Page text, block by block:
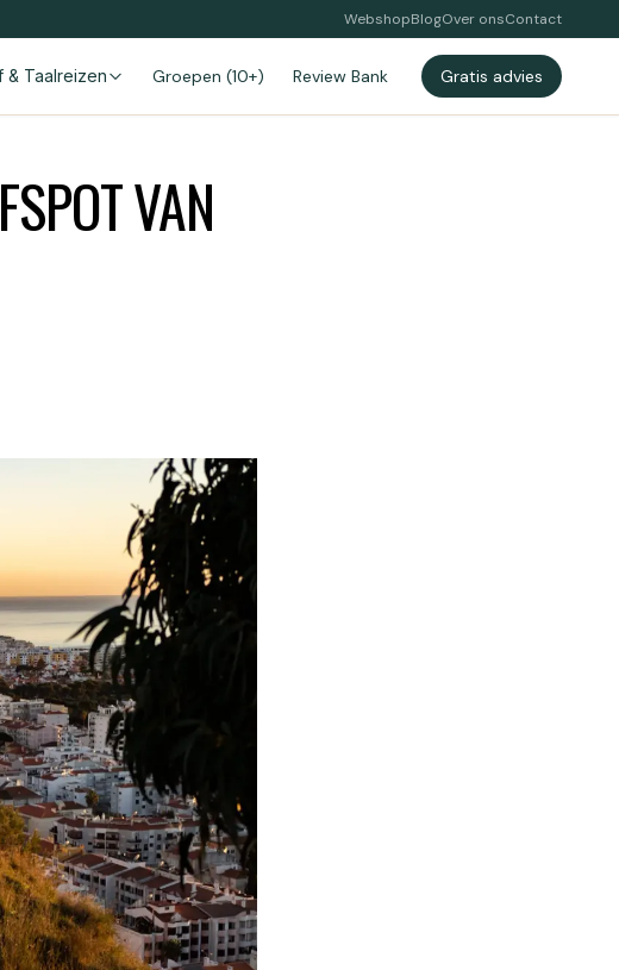
WebshopBlogOver onsContact
& Taalreizen Groepen (10+) Review Bank Gratis advies
VAN